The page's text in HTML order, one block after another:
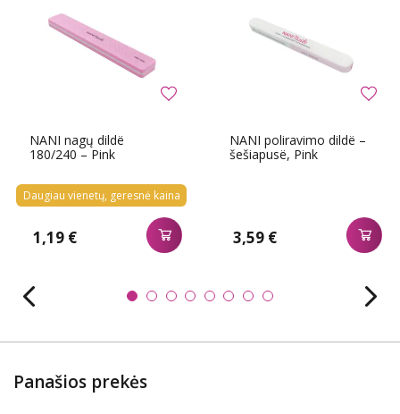
NANI nagų dildë
180/240 – Pink
Daugiau vienetų, geresnė kaina
1,19 €
NANI poliravimo dildë –
šešiapusë, Pink
3,59 €
Panašios prekės